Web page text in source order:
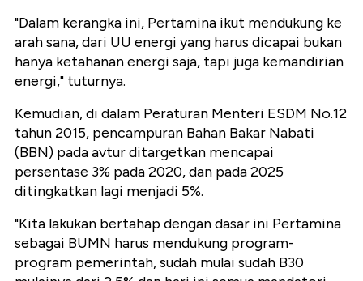
"Dalam kerangka ini, Pertamina ikut mendukung ke
arah sana, dari UU energi yang harus dicapai bukan
hanya ketahanan energi saja, tapi juga kemandirian
energi," tuturnya.
Kemudian, di dalam Peraturan Menteri ESDM No.12
tahun 2015, pencampuran Bahan Bakar Nabati
(BBN) pada avtur ditargetkan mencapai
persentase 3% pada 2020, dan pada 2025
ditingkatkan lagi menjadi 5%.
"Kita lakukan bertahap dengan dasar ini Pertamina
sebagai BUMN harus mendukung program-
program pemerintah, sudah mulai sudah B30